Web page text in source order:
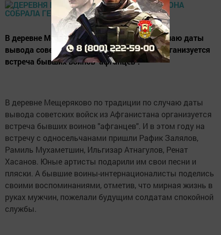
В деревне Мещеряково по традиции по случаю даты
вывода советских войск из Афганистана организуется
встреча бывших воинов "афганцев".
В деревне Мещеряково по традиции по случаю даты
вывода советских войск из Афганистана организуется
встреча бывших воинов "афганцев". И в этом году на
встречу с односельчанами пришли Рафик Залялов,
Рамиль Мухаметшин, Ильгизар Атнагулов, Ренат
Хасанов. Юные артисты подарили им свои песни и
пляски. А бывшие воины-интернационалисты поделись
своими воспоминаниями, отметив, что мирная жизнь в
руках мужчин, пожелали будущим солдатам спокойной
службы.